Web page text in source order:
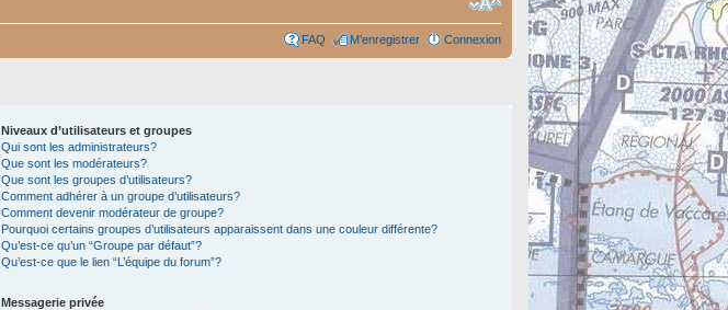
FAQ M’enregistrer Connexion
Niveaux d’utilisateurs et groupes
Qui sont les administrateurs?
Que sont les modérateurs?
Que sont les groupes d’utilisateurs?
Comment adhérer à un groupe d’utilisateurs?
Comment devenir modérateur de groupe?
Pourquoi certains groupes d’utilisateurs apparaissent dans une couleur différente?
Qu’est-ce qu’un “Groupe par défaut”?
Qu’est-ce que le lien “L’équipe du forum”?
Messagerie privée